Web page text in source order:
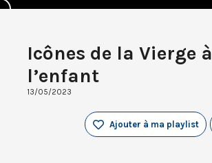
Icônes de la Vierge à
l’enfant
13/05/2023
Ajouter à ma playlist